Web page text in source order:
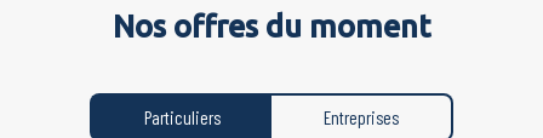
Nos offres du moment
Particuliers Entreprises